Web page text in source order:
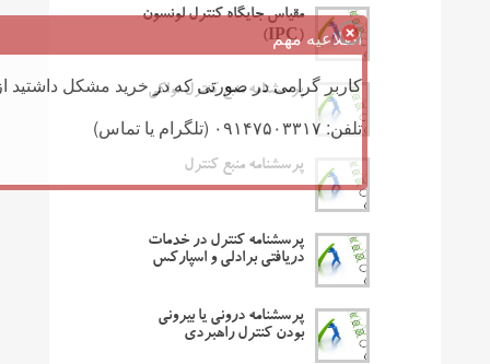
مقیاس جایگاه کنترل لونسون
(IPC)
پرسشنامه منبع کنترل نواکی
پرسشنامه منبع کنترل
پرسشنامه کنترل در خدمات
دریافتی برادلی و اسپارکس
پرسشنامه درونی یا بیرونی
بودن کنترل راهبردی
اطلاعیه مهم
کاربر گرامی در صورتی که در خرید مشکل داشتید
تلفن: ۰۹۱۴۷۵۰۳۳۱۷ (تلگرام یا تماس)